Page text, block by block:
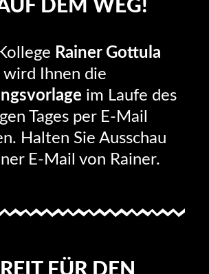
DEM WEG!
Rainer Gottula
wird Ihnen die
im Laufe des
Tages per E-Mail
Halten Sie Ausschau
E-Mail von Rainer.
FÜR DEN